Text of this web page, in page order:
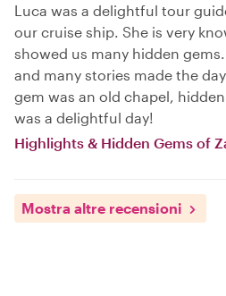
Luca was a delightful tour
our cruise ship. She is very
showed us many hidden
and many stories made the
gem was an old chapel,
was a delightful day!
Highlights & Hidden Gems of
Mostra altre recensioni